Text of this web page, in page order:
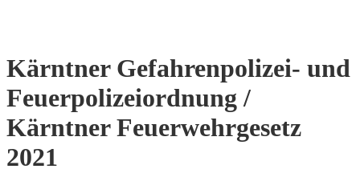
Kärntner Gefahrenpolizei- und
Feuerpolizeiordnung /
Kärntner Feuerwehrgesetz
2021